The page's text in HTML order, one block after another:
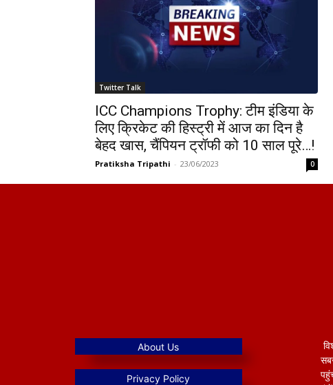
Twitter Talk
ICC Champions Trophy: टीम इंडिया के
लिए क्रिकेट की हिस्ट्री में आज का दिन है
बेहद खास, चैंपियन ट्रॉफी को 10 साल पूरे…!
Pratiksha Tripathi - 23/06/2023 0